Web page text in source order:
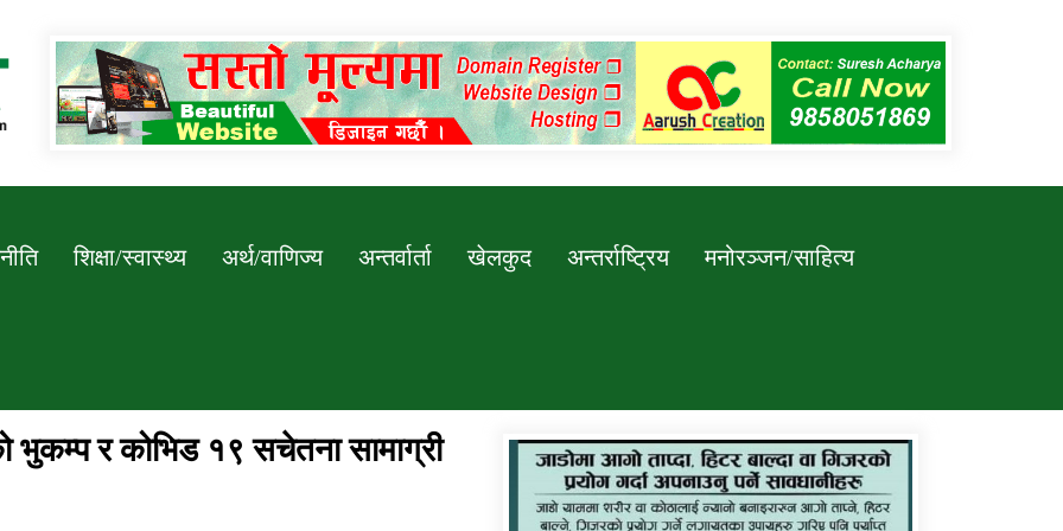
Newssarokar
शिक्षा/स्वास्थ्य अर्थ/वाणिज्य अन्तर्वार्ता खेलकुद अन्तर्राष्ट्रिय मनोरञ्जन/साहित्य
कर्णाली प्रविधि शिक्षालय जुम्लाको सुचना
भुकम्प र कोभिड १९ सचेतना सामाग्री